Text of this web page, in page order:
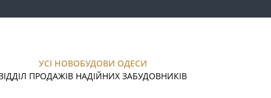
УСІ НОВОБУДОВИ ОДЕСИ
ПРОДАЖІВ НАДІЙНИХ ЗАБУДОВНИКІВ